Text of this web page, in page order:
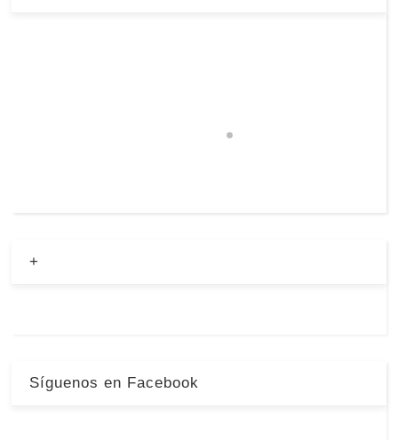
+
Síguenos en Facebook